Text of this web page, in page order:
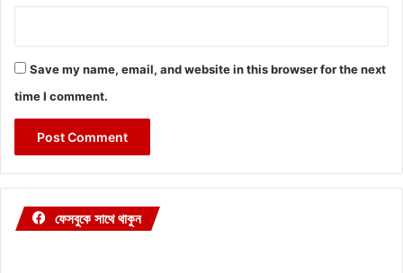
Save my name, email, and website in this browser for the next
time I comment.
ফেসবুকে সাথে থাকুন